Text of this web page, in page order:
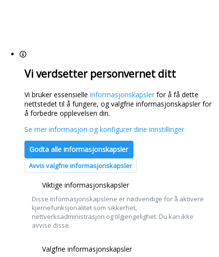
Vi verdsetter personvernet ditt
Vi bruker essensielle informasjonskapsler for å få dette
nettstedet til å fungere, og valgfrie informasjonskapsler for
å forbedre opplevelsen din.
Se mer informasjon og konfigurer dine innstillinger
Godta alle informasjonskapsler
Avvis valgfrie informasjonskapsler
Viktige informasjonskapsler
Disse informasjonskapslene er nødvendige for å aktivere
kjernefunksjonalitet som sikkerhet,
nettverksadministrasjon og tilgjengelighet. Du kan ikke
avvise disse.
Valgfrie informasjonskapsler